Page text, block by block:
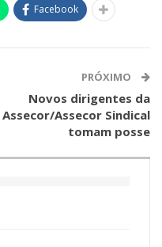
Facebook
PRÓXIMO
Novos dirigentes da
Assecor/Assecor Sindical
tomam posse